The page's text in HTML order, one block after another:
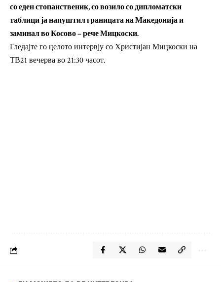
со еден стопанственик, со возило со дипломатски
таблици ја напуштил границата на Македонија и
заминал во Косово – рече Мицкоски.
Гледајте го целото интервју со Христијан Мицкоски на
ТВ21 вечерва во 21:30 часот.